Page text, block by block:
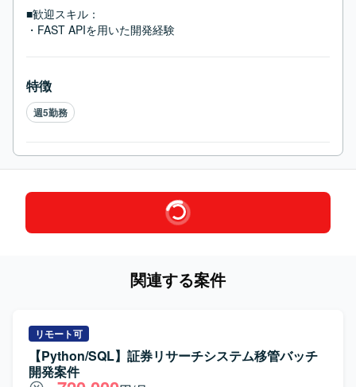
■歓迎スキル：
・FAST APIを用いた開発経験
特徴
週5勤務
関連する案件
リモート可
【Python/SQL】証券リサーチシステム移管バッチ
開発案件